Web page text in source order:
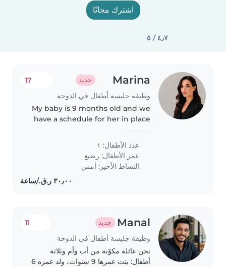
اشترك مجانًا
٤٫٧ / ٥
Marina جديد
وظيفة جليسة أطفال في الدوحة
17
My baby is 9 months old and we
have a schedule for her in place
عدد الأطفال: ١
عمر الأطفال: رضيع
النشاط الأخير: أمس
Manal جديد
وظيفة جليسة أطفال في الدوحة
11
نحن عائلة مكوّنة من أب وأم وثلاثة
أطفال: بنت عمرها 9 سنوات، ولد عمره 6